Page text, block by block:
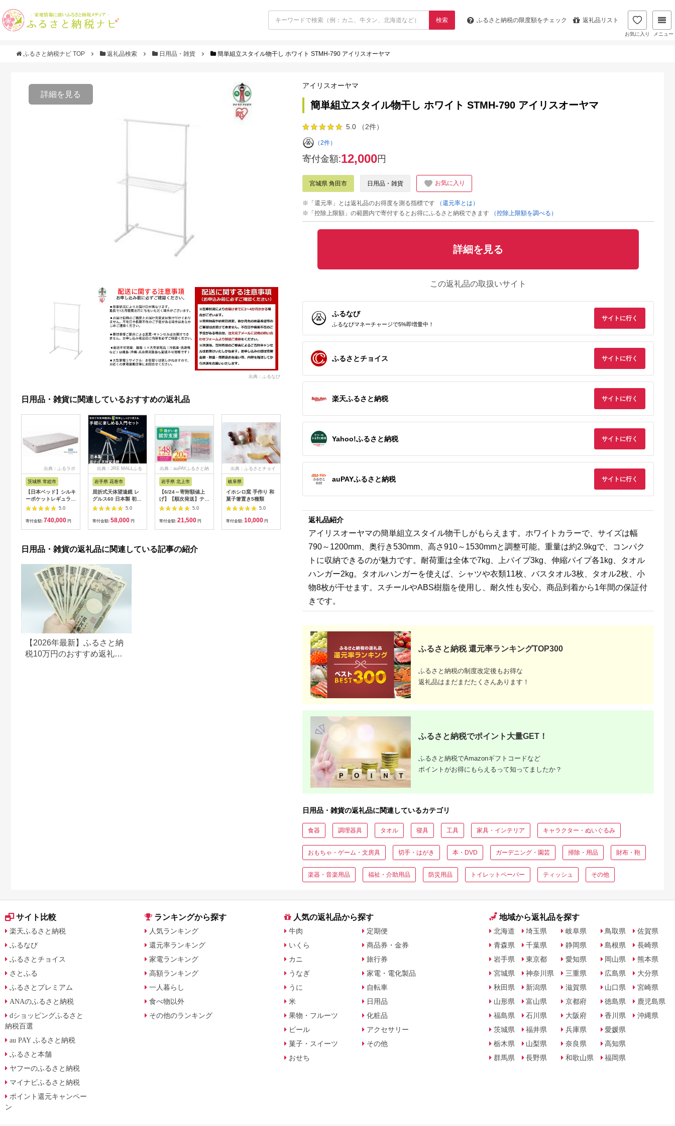
検索 ふるさと納税の限度額をチェック 返礼品リスト
お気に入り メニュー
ふるさと納税ナビ TOP 返礼品検索 日用品・雑貨 簡単組立スタイル物干し ホワイト STMH-790 アイリスオーヤマ
詳細を見る
出典：ふるなび
日用品・雑貨に関連しているおすすめの返礼品
出典：ふるラボ
茨城県 常総市
【日本ベッド】シルキ
ーポケットレギュラー
11334 シングル 日本
ベッド シルキーポケ
ットレギュラー シン
5.0
寄付金額: 740,000 円
出典：JRE MALLふる
岩手県 花巻市
屈折式天体望遠鏡 レ
グルス60 日本製 初心
者用 スマホ撮影 (カラ
ー：オレンジ）
【1835-2】
5.0
寄付金額: 58,000 円
出典：auPAYふるさと納
岩手県 北上市
【6/24～寄附額値上
げ】【順次発送】ティ
ッシュペーパー 20箱
＆ トイレットロール
(ダブル) 48個 福祉施
ィッシュ パルプ
100％ 無香料 1箱
5.0
寄付金額: 21,500 円
出典：ふるさとチョイ
岐阜県
イホシロ窯 手作り 和
菓子箸置き5種類
5.0
寄付金額: 10,000 円
京都 府京丹後市
寄付金額:10,000円
奈良県 大和高田市
出典：ふるラボ
水生活製作所 MIZSEI
出典：ふるさとプレ
岐阜県 関市
日用品・雑貨の返礼品に関連している記事の紹介
【2026年最新】ふるさと納
税10万円のおすすめ返礼品
アイリスオーヤマ
簡単組立スタイル物干し ホワイト STMH-790 アイリスオーヤマ
5.0 （2件）
（2件）
寄付金額:12,000円
宮城県 角田市 日用品・雑貨 お気に入り
※「還元率」とは返礼品のお得度を測る指標です
（還元率とは）
※「控除上限額」の範囲内で寄付するとお得にふるさと納税できます
（控除上限額を調べる）
詳細を見る
この返礼品の取扱いサイト
ふるなび
ふるなびマネーチャージで5%即増量中！
サイトに行く
ふるさとチョイス サイトに行く
楽天ふるさと納税 サイトに行く
Yahoo!ふるさと納税 サイトに行く
auPAYふるさと納税 サイトに行く
返礼品紹介
アイリスオーヤマの簡単組立スタイル物干しがもらえます。ホワイトカラーで、サイズは幅
790～1200mm、奥行き530mm、高さ910～1530mmと調整可能。重量は約2.9kgで、コンパク
トに収納できるのが魅力です。耐荷重は全体で7kg、上パイプ3kg、伸縮パイプ各1kg、タオル
ハンガー2kg。タオルハンガーを使えば、シャツや衣類11枚、バスタオル3枚、タオル2枚、小
物8枚が干せます。スチールやABS樹脂を使用し、耐久性も安心。商品到着から1年間の保証付
きです。
ふるさと納税 還元率ランキングTOP300
ふるさと納税の制度改定後もお得な
返礼品はまだまだたくさんあります！
ふるさと納税でポイント大量GET！
ふるさと納税でAmazonギフトコードなど
ポイントがお得にもらえるって知ってましたか？
日用品・雑貨の返礼品に関連しているカテゴリ
食器 調理器具 タオル 寝具 工具 家具・インテリア キャラクター・ぬいぐるみ
おもちゃ・ゲーム・文房具 切手・はがき 本・DVD ガーデニング・園芸 掃除・用品 財布・鞄
楽器・音楽用品 福祉・介助用品 防災用品 トイレットペーパー ティッシュ その他
サイト比較
楽天ふるさと納税
ふるなび
ふるさとチョイス
さとふる
ふるさとプレミアム
ANAのふるさと納税
dショッピングふるさと
納税百選
au PAY ふるさと納税
ふるさと本舗
ヤフーのふるさと納税
マイナビふるさと納税
ポイント還元キャンペー
ン
ランキングから探す
人気ランキング
還元率ランキング
家電ランキング
高額ランキング
一人暮らし
食べ物以外
その他のランキング
人気の返礼品から探す
牛肉
いくら
カニ
うなぎ
うに
米
果物・フルーツ
ビール
菓子・スイーツ
おせち
定期便
商品券・金券
旅行券
家電・電化製品
自転車
日用品
化粧品
アクセサリー
その他
地域から返礼品を探す
北海道
青森県
岩手県
宮城県
秋田県
山形県
福島県
茨城県
栃木県
群馬県
埼玉県
千葉県
東京都
神奈川県
新潟県
富山県
石川県
福井県
山梨県
長野県
岐阜県
静岡県
愛知県
三重県
滋賀県
京都府
大阪府
兵庫県
奈良県
和歌山県
鳥取県
島根県
岡山県
広島県
山口県
徳島県
香川県
愛媛県
高知県
福岡県
佐賀県
長崎県
熊本県
大分県
宮崎県
鹿児島県
沖縄県